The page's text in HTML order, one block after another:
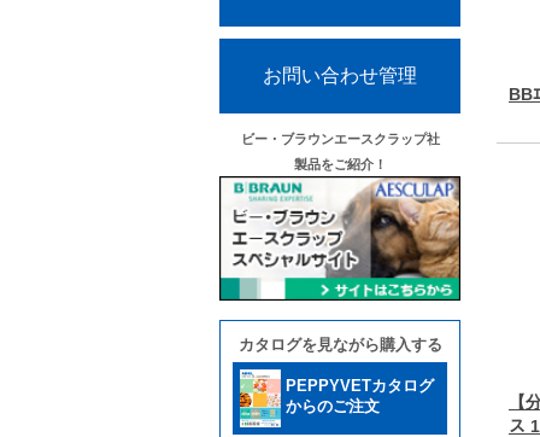
お問い合わせ管理
ビー・ブラウンエースクラップ社
製品をご紹介！
カタログを見ながら購入する
PEPPYVETカタログ
からのご注文
BB
【
ス